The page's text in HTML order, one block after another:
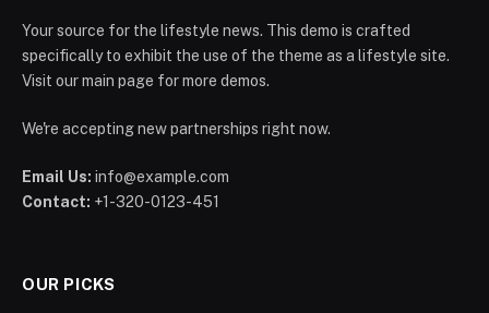
Your source for the lifestyle news. This demo is crafted
specifically to exhibit the use of the theme as a lifestyle site.
Visit our main page for more demos.
We're accepting new partnerships right now.
Email Us: info@example.com
Contact: +1-320-0123-451
OUR PICKS